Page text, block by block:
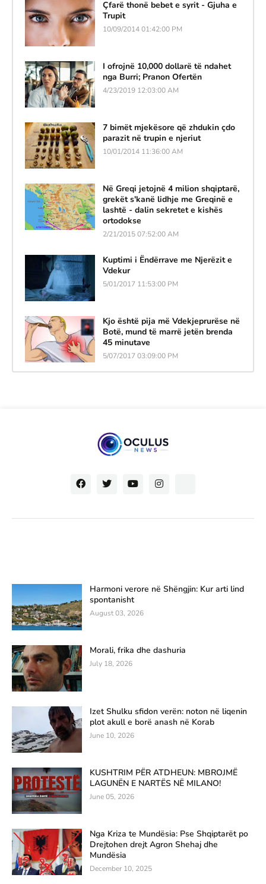
Çfarë thonë bebet e syrit - Gjuha e
Trupit
10/09/2014 01:42:00 PM
I ofrojnë 10,000 dollarë të ndahet
nga Burri; Pranon Ofertën
4/23/2019 12:03:00 AM
7 bimët mjekësore që zhdukin çdo
parazit në trupin e njeriut
10/01/2014 11:36:00 AM
Në Greqi jetojnë 4 milion shqiptarë,
grekët s'kanë lidhje me Greqinë e
lashtë - dalin sekretet e kishës
ortodokse
2/21/2015 07:52:00 AM
Kuptimi i Ëndërrave me Njerëzit e
Vdekur
5/01/2017 11:53:00 PM
Kjo është pija më Vdekjeprurëse në
Botë, mund të marrë jetën brenda
45 minutave
5/07/2017 03:09:00 PM
Harmoni verore në Shëngjin: Kur arti lind
spontanisht
August 03, 2026
Morali, frika dhe dashuria
July 18, 2026
Izet Shulku sfidon verën: noton në liqenin
plot akull e borë anash në Korab
June 10, 2026
KUSHTRIM PËR ATDHEUN: MBROJMË
LAGUNËN E NARTËS NË MILANO!
June 05, 2026
Nga Kriza te Mundësia: Pse Shqiptarët po
Drejtohen drejt Agron Shehaj dhe
Mundësia
December 10, 2025